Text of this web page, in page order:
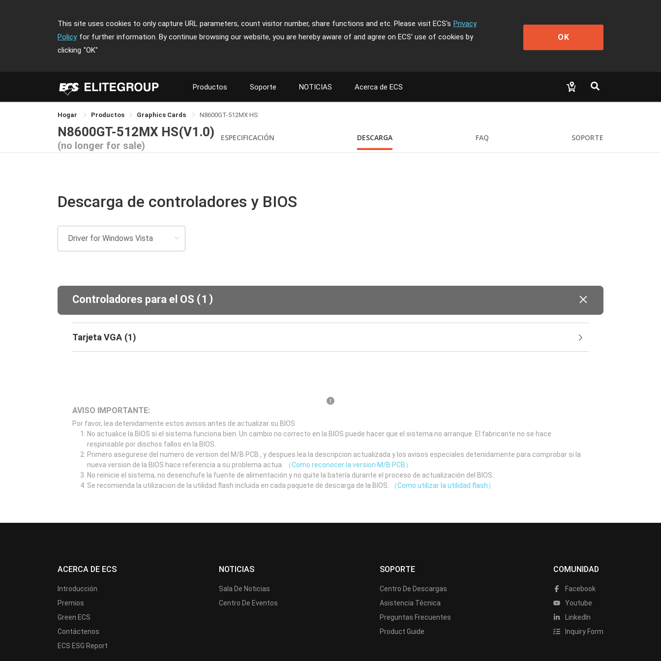
This site uses cookies to only capture URL parameters, count visitor number, share functions and etc. Please visit ECS's Privacy
Policy for further information. By continue browsing our website, you are hereby aware of and agree on ECS' use of cookies by
clicking "OK"
OK
Productos Soporte NOTICIAS Acerca de ECS
Hogar Productos Graphics Cards N8600GT-512MX HS
N8600GT-512MX HS(V1.0)
(no longer for sale)
ESPECIFICACIÓN DESCARGA FAQ SOPORTE
Descarga de controladores y BIOS
Controladores para el OS (1 )
Tarjeta VGA (1)
AVISO IMPORTANTE:
Por favor, lea detenidamente estos avisos antes de actualizar su BIOS.
No actualice la BIOS si el sistema funciona bien. Un cambio no correcto en la BIOS puede hacer que el sistema no arranque. El fabricante no se hace
respinsable por dischos fallos en la BIOS.
Primero asegurese del numero de version del M/B PCB , y despues lea la descripcion actualizada y los avisos especiales detenidamente para comprobar si la
nueva version de la BIOS hace referencia a su problema actua.
（Como reconocer la version M/B PCB）
No reinicie el sistema, no desenchufe la fuente de alimentación y no quite la batería durante el proceso de actualización del BIOS.
Se recomienda la utilizacion de la utilidad flash incluida en cada paquete de descarga de la BIOS.
（Como utilizar la utilidad flash）
ACERCA DE ECS
Introducción
Premios
Green ECS
Contáctenos
ECS ESG Report
NOTICIAS
Sala De Noticias
Centro De Eventos
SOPORTE
Centro De Descargas
Asistencia Técnica
Preguntas Frecuentes
Product Guide
COMUNIDAD
Facebook
Youtube
LinkedIn
Inquiry Form